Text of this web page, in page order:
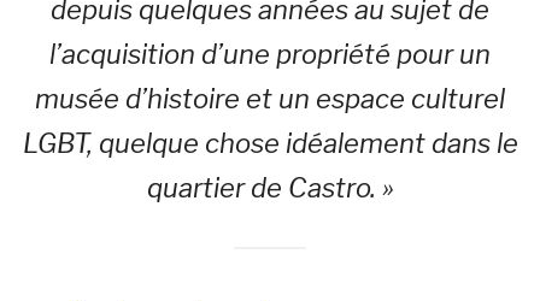
depuis quelques années au sujet de
l’acquisition d’une propriété pour un
musée d’histoire et un espace culturel
LGBT, quelque chose idéalement dans le
quartier de Castro. »